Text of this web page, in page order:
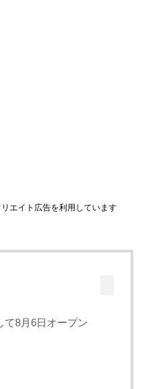
エイト広告を利用しています
て8月6日オープン